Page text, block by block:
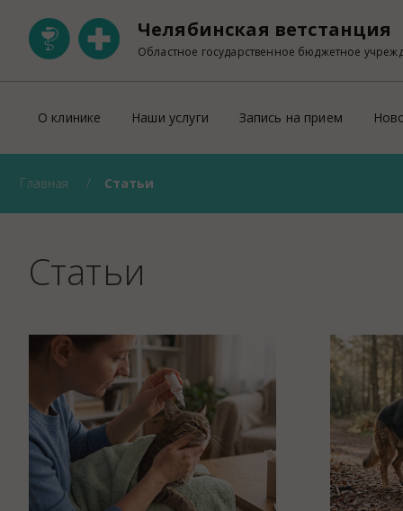
Челябинская ветстанция
Областное государственное бюджетное
О клинике
Ветеринарная клиника на Свердловском
Участковая ветеринарная лечебница
Ветеринарный кабинет на Университетской набережной
Наши услуги
ОНЛАЙН запись на прием
Правила оказания платных
Лабораторно-диагностическое отделение
Рентген
Аптека
Видеоэндоскопия
Иммунопрофилактика
Терапевтическое отделение
Запись на прием
Главная Статьи
Статьи